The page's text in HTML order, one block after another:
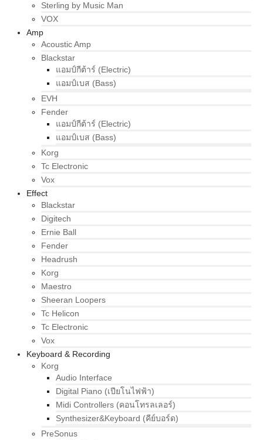
Sterling by Music Man
VOX
Amp
Acoustic Amp
Blackstar
แอมป์กีต้าร์ (Electric)
แอมป์เบส (Bass)
EVH
Fender
แอมป์กีต้าร์ (Electric)
แอมป์เบส (Bass)
Korg
Tc Electronic
Vox
Effect
Blackstar
Digitech
Ernie Ball
Fender
Headrush
Korg
Maestro
Sheeran Loopers
Tc Helicon
Tc Electronic
Vox
Keyboard & Recording
Korg
Audio Interface
Digital Piano (เปียโนไฟฟ้า)
Midi Controllers (คอนโทรลเลอร์)
Synthesizer&Keyboard (คีย์บอร์ด)
PreSonus